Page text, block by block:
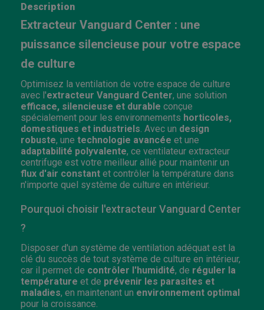
Description
Extracteur Vanguard Center : une
puissance silencieuse pour votre espace
de culture
Optimisez la ventilation de votre espace de culture
avec l'extracteur Vanguard Center, une solution
efficace, silencieuse et durable conçue
spécialement pour les environnements horticoles,
domestiques et industriels . Avec un design
robuste, une technologie avancée et une
adaptabilité polyvalente, ce ventilateur extracteur
centrifuge est votre meilleur allié pour maintenir un
flux d'air constant et contrôler la température dans
n'importe quel système de culture en intérieur.
Pourquoi choisir l'extracteur Vanguard Center
?
Disposer d'un système de ventilation adéquat est la
clé du succès de tout système de culture en intérieur,
car il permet de contrôler l'humidité, de réguler la
température et de prévenir les parasites et
maladies, en maintenant un environnement optimal
pour la croissance.